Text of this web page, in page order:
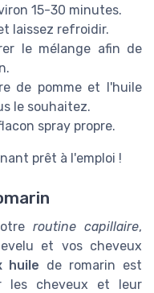
15-30 minutes.
laissez refroidir.
le mélange afin de
de pomme et l'huile
le souhaitez.
spray propre.
prêt à l'emploi !
routine capillaire,
et vos cheveux
huile de romarin est
les cheveux et leur